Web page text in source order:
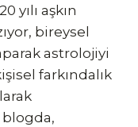
yılı aşkın
bireysel
astrolojiyi
farkındalık
blogda,